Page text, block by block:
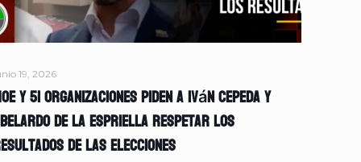
19, 2026
y 51 organizaciones piden a Iván Cepeda y
de la Espriella respetar los
de las elecciones